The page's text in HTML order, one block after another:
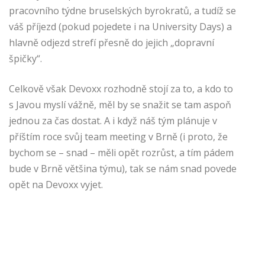
pracovního týdne bruselských byrokratů, a tudíž se
váš příjezd (pokud pojedete i na University Days) a
hlavně odjezd strefí přesně do jejich „dopravní
špičky“.
Celkově však Devoxx rozhodně stojí za to, a kdo to
s Javou myslí vážně, měl by se snažit se tam aspoň
jednou za čas dostat. A i když náš tým plánuje v
příštím roce svůj team meeting v Brně (i proto, že
bychom se – snad – měli opět rozrůst, a tím pádem
bude v Brně většina týmu), tak se nám snad povede
opět na Devoxx vyjet.